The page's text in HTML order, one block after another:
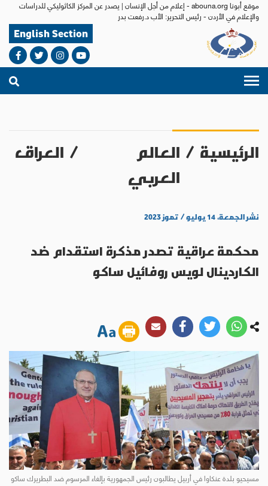
موقع أبونا abouna.org - إعلام من أجل الإنسان | يصدر عن المركز الكاثوليكي للدراسات
والإعلام في الأردن - رئيس التحرير: الأب د.رفعت بدر
English Section
الرئيسية / العالم
العربي
/ العراق
نشر الجمعة، ١٤ يوليو / تموز ٢٠٢٣
محكمة عراقية تصدر مذكرة استقدام ضد
الكاردينال لويس روفائيل ساكو
مسيحيو بلدة عنكاوا في أربيل يطالبون رئيس الجمهورية بإلغاء المرسوم ضد البطريرك ساكو